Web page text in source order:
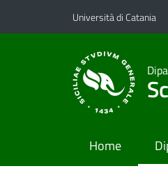
Vai al contenuto principale
Vai al menu di navigazione
Università di Catania
Home